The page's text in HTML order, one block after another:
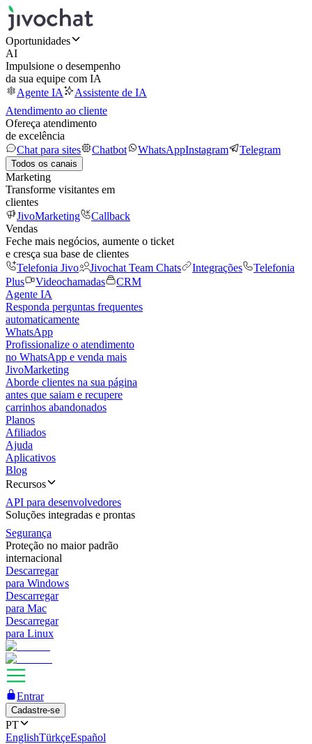
Oportunidades
AI
Impulsione o desempenho
da sua equipe com IA
Agente IA
Assistente de IA
Atendimento ao cliente
Ofereça atendimento
de excelência
Chat para sites
Chatbot WhatsAppInstagram Telegram
Todos os canais
Marketing
Transforme visitantes em
clientes
JivoMarketing
Callback
Vendas
Feche mais negócios, aumente o ticket
e cresça sua base de clientes
Telefonia Jivo
Jivochat Team Chats Integrações
Telefonia
Plus
Videochamadas
CRM
Agente IA
Responda perguntas frequentes
automaticamente
WhatsApp
Profissionalize o atendimento
no WhatsApp e venda mais
JivoMarketing
Aborde clientes na sua página
antes que saiam e recupere
carrinhos abandonados
Planos
Afiliados
Ajuda
Aplicativos
Blog
Recursos
API para desenvolvedores
Soluções integradas e prontas
Segurança
Proteção no maior padrão
internacional
Descarregar
para Windows
Descarregar
para Mac
Descarregar
para Linux
Entrar
Cadastre-se
PT
EnglishTürkçeEspañol